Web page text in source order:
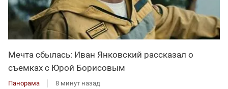
Мечта сбылась: Иван Янковский рассказал о
съемках с Юрой Борисовым
Панорама 8 минут назад